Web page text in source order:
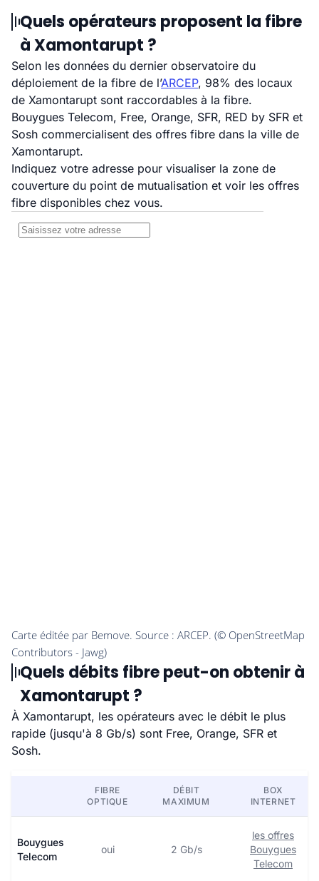
Quels opérateurs proposent la fibre
à Xamontarupt ?
Selon les données du dernier observatoire du
déploiement de la fibre de l’ARCEP, 98% des locaux
de Xamontarupt sont raccordables à la fibre.
Bouygues Telecom, Free, Orange, SFR, RED by SFR et
Sosh commercialisent des offres fibre dans la ville de
Xamontarupt.
Indiquez votre adresse pour visualiser la zone de
couverture du point de mutualisation et voir les offres
fibre disponibles chez vous.
Quels débits fibre peut-on obtenir à
Xamontarupt ?
À Xamontarupt, les opérateurs avec le débit le plus
rapide (jusqu'à 8 Gb/s) sont Free, Orange, SFR et
Sosh.
FIBRE
OPTIQUE
DÉBIT
MAXIMUM
BOX
INTERNET
Bouygues
Telecom
oui 2 Gb/s
les offres
Bouygues
Telecom